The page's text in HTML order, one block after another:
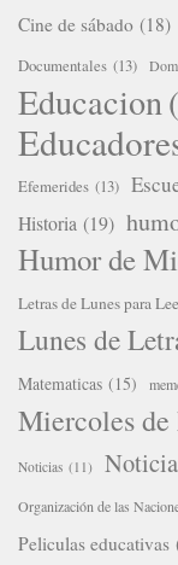
Cine de sábado (18)
Documentales (13)
Educacion
Efemerides (13)
Historia (19)
Humor de
Letras de Lunes para
Lunes de
Matematicas (15)
Miercoles
Noticias (11)
Organización de las
Peliculas educativas